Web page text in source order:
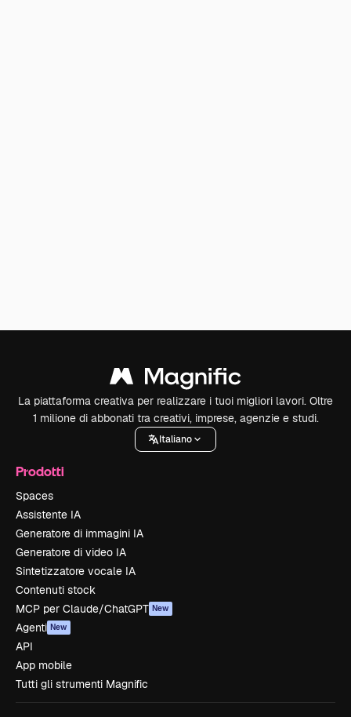
La piattaforma creativa per realizzare i tuoi migliori lavori. Oltre
1 milione di abbonati tra creativi, imprese, agenzie e studi.
Italiano
Prodotti
Spaces
Assistente IA
Generatore di immagini IA
Generatore di video IA
Sintetizzatore vocale IA
Contenuti stock
MCP per Claude/ChatGPT New
Agenti New
API
App mobile
Tutti gli strumenti Magnific